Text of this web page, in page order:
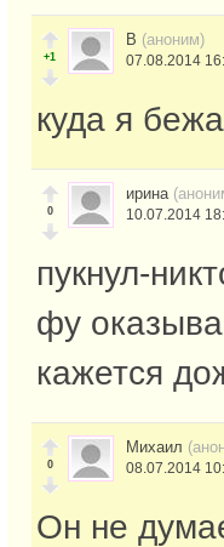
+1
В (аноним)
07.08.2014
куда я
0
ирина
10.07.2014
пукнул-
фу
кажется
0
Михаил
08.07.2014
Он не